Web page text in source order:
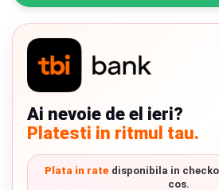
Regulament giveaway
Showroom
Depozit
Ai nevoie de el ieri?
Platesti in ritmul tau.
Plata in ratedisponibila in
cos.
Chrome cu detalii negre
Verde cu detalii negre